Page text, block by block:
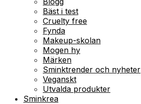
Bäst i test
Cruelty free
Fynda
Makeup-skolan
Mogen hy
Märken
Sminktrender och nyheter
Veganskt
Utvalda produkter
Sminkrea